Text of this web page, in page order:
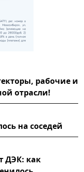
рабочие и
отрасли!
на соседей
ДЭК: как